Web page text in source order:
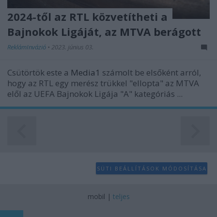
2024-től az RTL közvetítheti a
Bajnokok Ligáját, az MTVA berágott
ReklámInvázió • 2023. június 03.
Csütörtök este a Media1 számolt be elsőként arról,
hogy az RTL egy merész trükkel "ellopta" az MTVA
elől az UEFA Bajnokok Ligája "A" kategóriás ...
SÜTI BEÁLLÍTÁSOK MÓDOSÍTÁSA
mobil | teljes